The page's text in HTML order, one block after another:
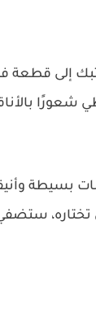
قطعة
شعورًا
بسيطة
تختاره،